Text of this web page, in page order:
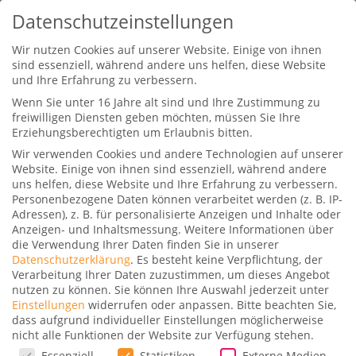
LifeMiles 115 % Bonus beim
Transfer
Gepostet vonMark Klose|21. August 2023|0
|
Das Vielfliegerprogramm LifeMiles der
südamerikanischen Fluggesellschaft Avianca
Datenschutzeinstellungen
Wir nutzen Cookies auf unserer Website. Einige von ihnen
sind essenziell, während andere uns helfen, diese Website
und Ihre Erfahrung zu verbessern.
Wenn Sie unter 16 Jahre alt sind und Ihre Zustimmung zu
freiwilligen Diensten geben möchten, müssen Sie Ihre
Erziehungsberechtigten um Erlaubnis bitten.
Wir verwenden Cookies und andere Technologien auf unserer
Website. Einige von ihnen sind essenziell, während andere
uns helfen, diese Website und Ihre Erfahrung zu verbessern.
Personenbezogene Daten können verarbeitet werden (z. B. IP-
Adressen), z. B. für personalisierte Anzeigen und Inhalte oder
Anzeigen- und Inhaltsmessung. Weitere Informationen über
die Verwendung Ihrer Daten finden Sie in unserer
Datenschutzerklärung. Es besteht keine Verpflichtung, der
Verarbeitung Ihrer Daten zuzustimmen, um dieses Angebot
nutzen zu können. Sie können Ihre Auswahl jederzeit unter
Einstellungen widerrufen oder anpassen. Bitte beachten Sie,
dass aufgrund individueller Einstellungen möglicherweise
nicht alle Funktionen der Website zur Verfügung stehen.
Datenschutzeinstellungen